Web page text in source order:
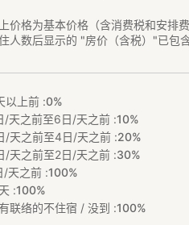
价格为基本价格（含消费税和安排
人数后显示的 "房价（含税）"已包
以上前 :0%
/天之前至6日/天之前 :10%
/天之前至4日/天之前 :20%
/天之前至2日/天之前 :30%
/天之前 :100%
:100%
联络的不住宿 / 没到 :100%